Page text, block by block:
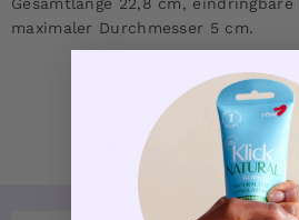
maximaler Durchmesser 5 cm.
ÄHNLICHE